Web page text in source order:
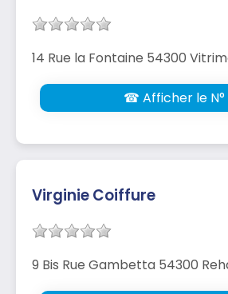
14 Rue la Fontaine 54300
☎ Afficher le N°
Virginie Coiffure
9 Bis Rue Gambetta 54300